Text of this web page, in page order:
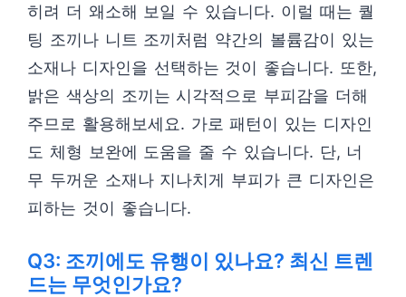
히려 더 왜소해 보일 수 있습니다. 이럴 때는 퀄
팅 조끼나 니트 조끼처럼 약간의 볼륨감이 있는
소재나 디자인을 선택하는 것이 좋습니다. 또한,
밝은 색상의 조끼는 시각적으로 부피감을 더해
주므로 활용해보세요. 가로 패턴이 있는 디자인
도 체형 보완에 도움을 줄 수 있습니다. 단, 너
무 두꺼운 소재나 지나치게 부피가 큰 디자인은
피하는 것이 좋습니다.
Q3: 조끼에도 유행이 있나요? 최신 트렌
드는 무엇인가요?